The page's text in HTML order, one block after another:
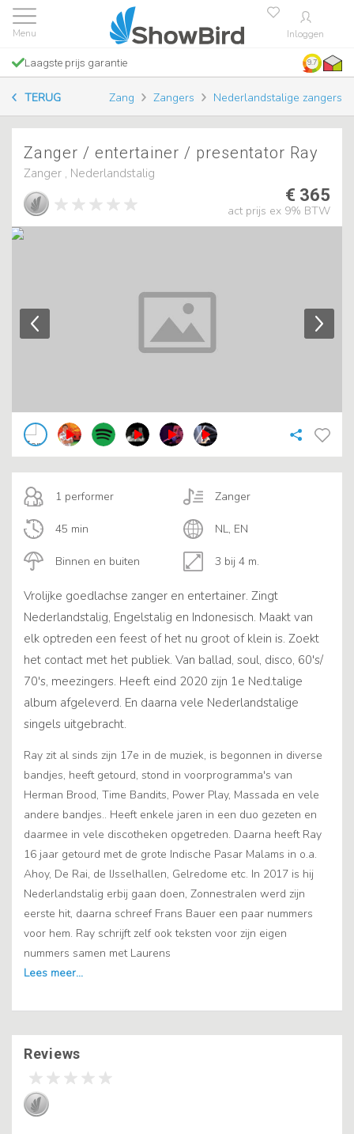
Inloggen
Laagste prijs garantie 9.7
TERUG Zang Zangers Nederlandstalige zangers
Zanger / entertainer / presentator Ray
Zanger , Nederlandstalig
€ 365
act prijs ex 9% BTW
1 performer
Binnen en buiten
Zanger
45 min
3 bij 4 m.
NL, EN
Vrolijke goedlachse zanger en entertainer. Zingt
Nederlandstalig, Engelstalig en Indonesisch. Maakt van
elk optreden een feest of het nu groot of klein is. Zoekt
het contact met het publiek. Van ballad, soul, disco, 60's/
70's, meezingers. Heeft eind 2020 zijn 1e Ned.talige
album afgeleverd. En daarna vele Nederlandstalige
singels uitgebracht.
Ray zit al sinds zijn 17e in de muziek, is begonnen in diverse
bandjes, heeft getourd, stond in voorprogramma's van
Herman Brood, Time Bandits, Power Play, Massada en vele
andere bandjes.. Heeft enkele jaren in een duo gezeten en
daarmee in vele discotheken opgetreden. Daarna heeft Ray
16 jaar getourd met de grote Indische Pasar Malams in o.a.
Ahoy, De Rai, de IJsselhallen, Gelredome etc. In 2017 is hij
Nederlandstalig erbij gaan doen, Zonnestralen werd zijn
eerste hit, daarna schreef Frans Bauer een paar nummers
voor hem. Ray schrijft zelf ook teksten voor zijn eigen
nummers samen met Laurens
Reviews